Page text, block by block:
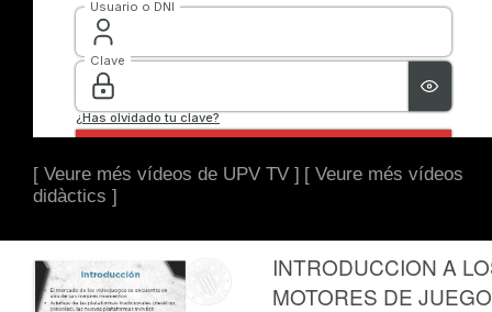
[ Veure més vídeos de UPV TV ] [ Veure més vídeos
didàctics ]
INTRODUCCION A
MOTORES DE